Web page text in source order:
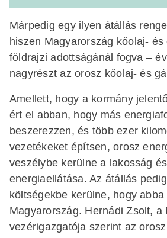
Márpedig egy ilyen átállás
hiszen Magyarország kőolaj-
földrajzi adottságánál fogva –
nagyrészt az orosz kőolaj- és
Amellett, hogy a kormány
ért el abban, hogy más
beszerezzen, és több ezer
vezetékeket építsen, orosz
veszélybe kerülne a lakosság
energiaellátása. Az átállás
költségekbe kerülne, hogy
Magyarország. Hernádi Zsolt, a
vezérigazgatója szerint az